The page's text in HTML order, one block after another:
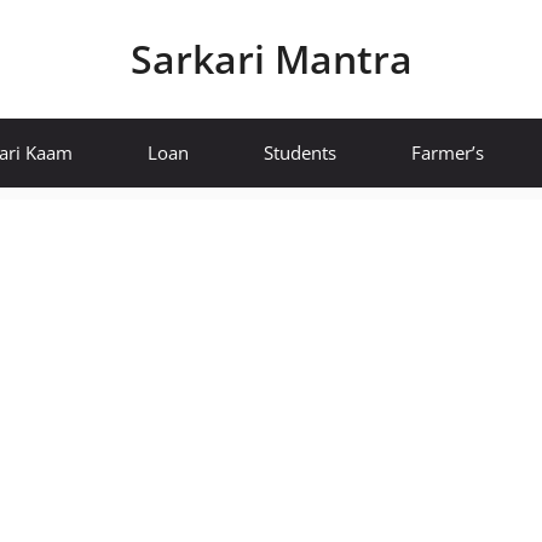
Sarkari Mantra
Kaam Loan Students Farmer’s